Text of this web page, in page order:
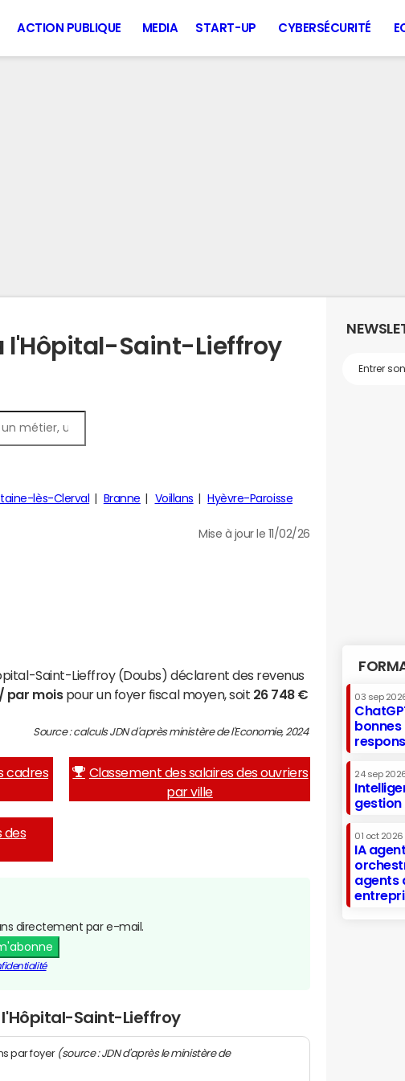
ACTION PUBLIQUE MEDIA START-UP CYBERSÉCURITÉ
l'Hôpital-Saint-Lieffroy
lès-Clerval Branne Voillans Hyèvre-Paroisse
Mise à jour le 11/02/26
Saint-Lieffroy (Doubs) déclarent des revenus
par moispour un foyer fiscal moyen, soit 26 748 €
Source : calculs JDN d'après ministère de l'Economie, 2024
cadres
Classement des salaires des ouvriers
par ville
des
directement par e-mail.
l'Hôpital-Saint-Lieffroy
par foyer (source : JDN d'après le ministère de
03 sep
24 sep
gestion
01 oct 2026
IA
agents